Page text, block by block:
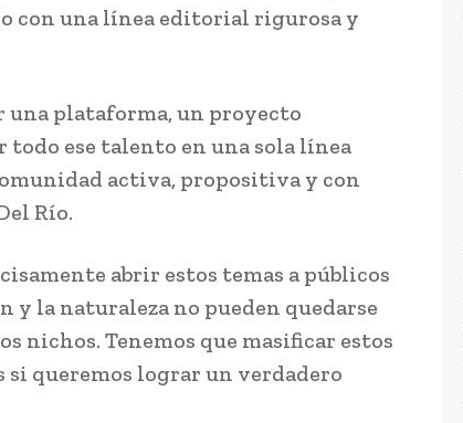
con una línea editorial rigurosa y
una plataforma, un proyecto
ese talento en una sola línea
activa, propositiva y con
Río.
abrir estos temas a públicos
y la naturaleza no pueden quedarse
nichos. Tenemos que masificar estos
si queremos lograr un verdadero